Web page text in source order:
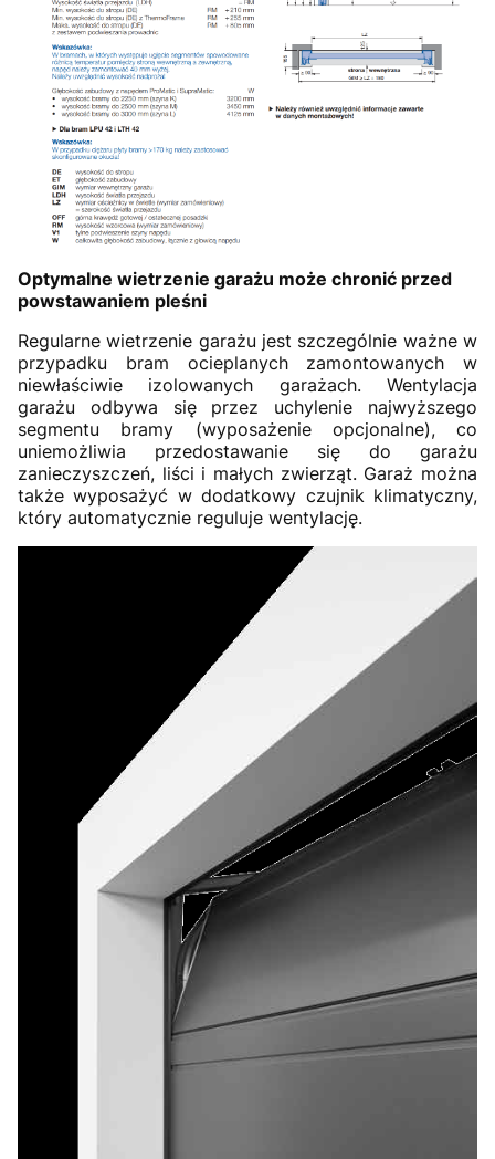
Optymalne wietrzenie garażu może chronić przed
powstawaniem pleśni
Regularne wietrzenie garażu jest szczególnie ważne w
przypadku bram ocieplanych zamontowanych w
niewłaściwie izolowanych garażach. Wentylacja
garażu odbywa się przez uchylenie najwyższego
segmentu bramy (wyposażenie opcjonalne), co
uniemożliwia przedostawanie się do garażu
zanieczyszczeń, liści i małych zwierząt. Garaż można
także wyposażyć w dodatkowy czujnik klimatyczny,
który automatycznie reguluje wentylację.